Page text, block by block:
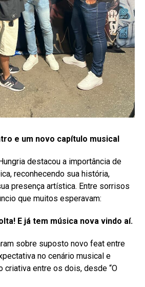
e um novo capítulo musical
destacou a importância de
reconhecendo sua história,
presença artística. Entre sorrisos
que muitos esperavam:
E já tem música nova vindo aí.
sobre suposto novo feat entre
no cenário musical e
criativa entre os dois, desde “O